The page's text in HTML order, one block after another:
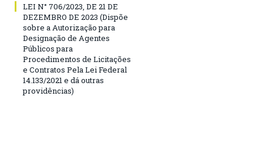
LEI N° 706/2023, DE 21 DE
DEZEMBRO DE 2023 (Dispõe
sobre a Autorização para
Designação de Agentes
Públicos para
Procedimentos de Licitações
e Contratos Pela Lei Federal
14.133/2021 e dá outras
providências)